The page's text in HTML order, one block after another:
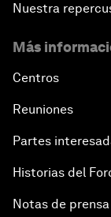
Nuestra
Más
Centros
Reuniones
Partes
Historias del
Notas de prensa